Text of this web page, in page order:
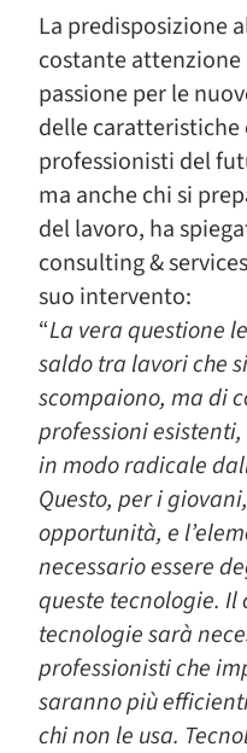
La predisposizione
costante attenzione
passione per le
delle caratteristiche
professionisti del
ma anche chi si
del lavoro, ha
consulting &
suo intervento:
“La vera questione
saldo tra lavori che
scompaiono, ma di
professioni
in modo radicale
Questo, per i
opportunità, e
necessario essere
queste tecnologie. Il
tecnologie sarà
professionisti che
saranno più
chi non le usa.